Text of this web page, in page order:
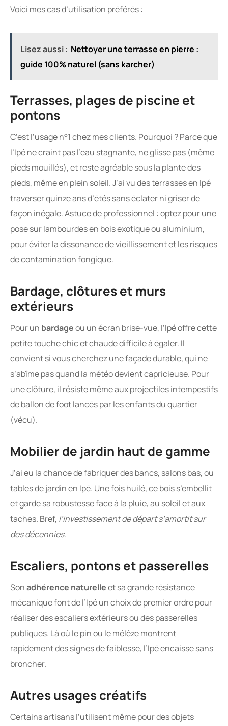
Voici mes cas d’utilisation préférés :
Lisez aussi : Nettoyer une terrasse en pierre :
guide 100% naturel (sans karcher)
Terrasses, plages de piscine et
pontons
C’est l’usage n°1 chez mes clients. Pourquoi ? Parce que
l’Ipé ne craint pas l’eau stagnante, ne glisse pas (même
pieds mouillés), et reste agréable sous la plante des
pieds, même en plein soleil. J’ai vu des terrasses en Ipé
traverser quinze ans d’étés sans éclater ni griser de
façon inégale. Astuce de professionnel : optez pour une
pose sur lambourdes en bois exotique ou aluminium,
pour éviter la dissonance de vieillissement et les risques
de contamination fongique.
Bardage, clôtures et murs
extérieurs
Pour un bardageou un écran brise-vue, l’Ipé offre cette
petite touche chic et chaude difficile à égaler. Il
convient si vous cherchez une façade durable, qui ne
s’abîme pas quand la météo devient capricieuse. Pour
une clôture, il résiste même aux projectiles intempestifs
de ballon de foot lancés par les enfants du quartier
(vécu).
Mobilier de jardin haut de gamme
J’ai eu la chance de fabriquer des bancs, salons bas, ou
tables de jardin en Ipé. Une fois huilé, ce bois s’embellit
et garde sa robustesse face à la pluie, au soleil et aux
taches. Bref, l’investissement de départ s’amortit sur
des décennies.
Escaliers, pontons et passerelles
Sonadhérence naturelleet sa grande résistance
mécanique font de l’Ipé un choix de premier ordre pour
réaliser des escaliers extérieurs ou des passerelles
publiques. Là où le pin ou le mélèze montrent
rapidement des signes de faiblesse, l’Ipé encaisse sans
broncher.
Autres usages créatifs
Certains artisans l’utilisent même pour des objets